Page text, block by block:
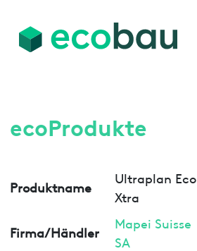
ecoProdukte
Produktname
Ultraplan Eco
Xtra
Firma/Händler
Mapei Suisse
SA